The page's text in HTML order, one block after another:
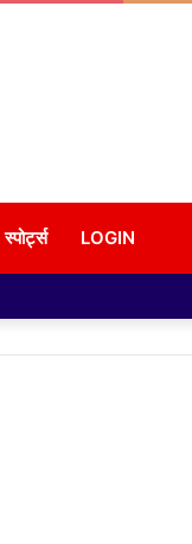
स्पोर्ट्स LOGIN